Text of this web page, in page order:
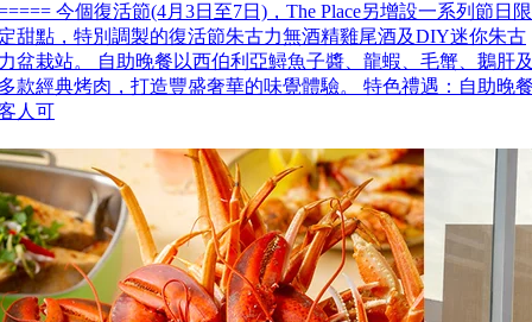
今個復活節(4月3日至7日)，The Place另增設一系列節日限
甜點，特別調製的復活節朱古力無酒精雞尾酒及DIY迷你朱古
盆栽站。 自助晚餐以西伯利亞鱘魚子醬、龍蝦、毛蟹、鵝肝
款經典烤肉，打造豐盛奢華的味覺體驗。 特色禮遇：自助晚
人可